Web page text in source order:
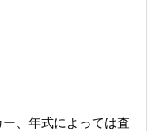
、年式によっては査